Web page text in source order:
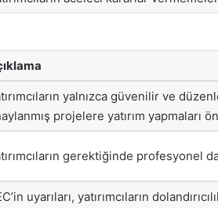
yalnızca güvenilir ve
projelere yatırım yapmaları
gerektiğinde profesyonel
uyarıları, yatırımcıların